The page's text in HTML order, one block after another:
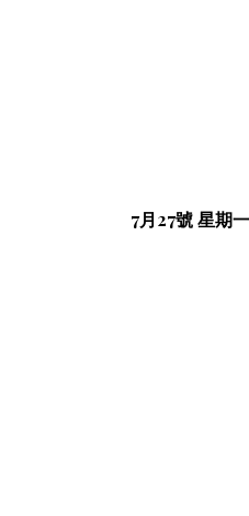
7月27號 星期